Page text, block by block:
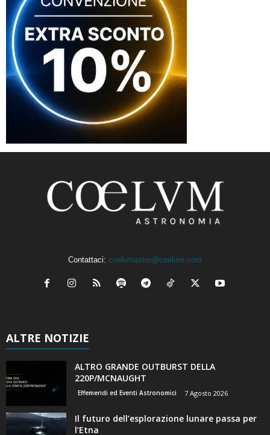
Contattaci: coelumastro@coelum.com
ALTRE NOTIZIE
ALTRO GRANDE OUTBURST DELLA
220P/MCNAUGHT
Effemeridi ed Eventi Astronomici 7 Agosto 2026
Il futuro dell’esplorazione lunare passa per
l’Etna